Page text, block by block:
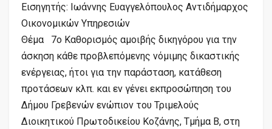
Εισηγητής: Ιωάννης Ευαγγελόπουλος Αντιδήμαρχος
Οικονομικών Υπηρεσιών
Θέμα 7ο Καθορισμός αμοιβής δικηγόρου για την
άσκηση κάθε προβλεπόμενης νόμιμης δικαστικής
ενέργειας, ήτοι για την παράσταση, κατάθεση
προτάσεων κλπ. και εν γένει εκπροσώπηση του
Δήμου Γρεβενών ενώπιον του Τριμελούς
Διοικητικού Πρωτοδικείου Κοζάνης, Τμήμα Β, στη